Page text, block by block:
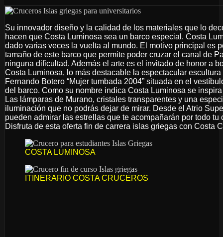
Su innovador diseño y la calidad de los materiales que lo
hacen que Costa Luminosa sea un barco especial. Costa
dado varias veces la vuelta al mundo. El motivo principal es
tamaño de este barco que permite poder cruzar el canal de
ninguna dificultad. Además el arte es el invitado de honor a
Costa Luminosa, lo más destacable la espectacular escultura
Fernando Botero “Mujer tumbada 2004” situada en el
del barco. Como su nombre indica Costa Luminosa se
Las lámparas de Murano, cristales transparentes y una
iluminación que no podrás dejar de mirar. Desde el Atrio
pueden admirar las estrellas que te acompañarán por todo tu
Disfruta de esta oferta fin de carrera islas griegas con Costa
COSTA LUMINOSA
ITINERARIO COSTA CRUCEROS